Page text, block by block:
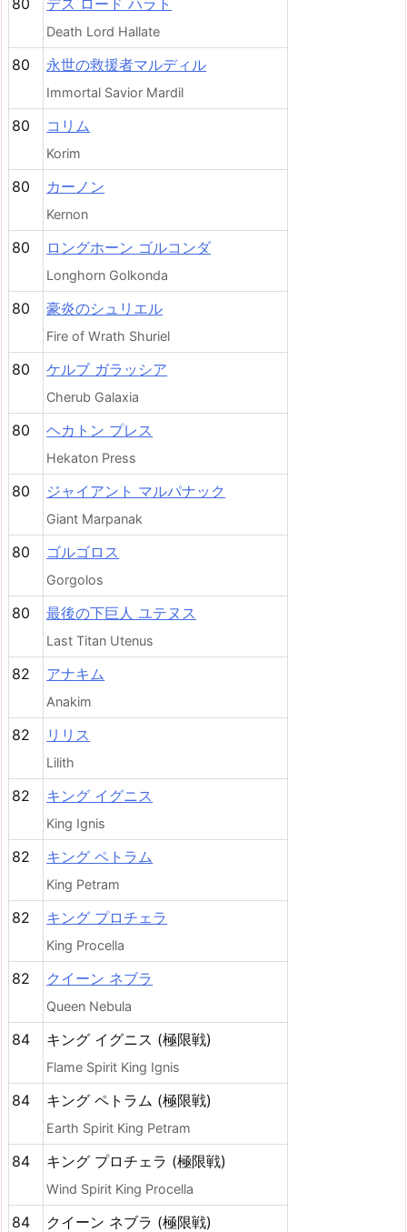
Death Lord Hallate
80 永世の救援者マルディル
Immortal Savior Mardil
80 コリム
Korim
80 カーノン
Kernon
80 ロングホーン ゴルコンダ
Longhorn Golkonda
80 豪炎のシュリエル
Fire of Wrath Shuriel
80 ケルブ ガラッシア
Cherub Galaxia
80 ヘカトン プレス
Hekaton Press
80 ジャイアント マルパナック
Giant Marpanak
80 ゴルゴロス
Gorgolos
80 最後の下巨人 ユテヌス
Last Titan Utenus
82 アナキム
Anakim
82 リリス
Lilith
82 キング イグニス
King Ignis
82 キング ペトラム
King Petram
82 キング プロチェラ
King Procella
82 クイーン ネブラ
Queen Nebula
84 キング イグニス (極限戦)
Flame Spirit King Ignis
84 キング ペトラム (極限戦)
Earth Spirit King Petram
84 キング プロチェラ (極限戦)
Wind Spirit King Procella
84 クイーン ネブラ (極限戦)